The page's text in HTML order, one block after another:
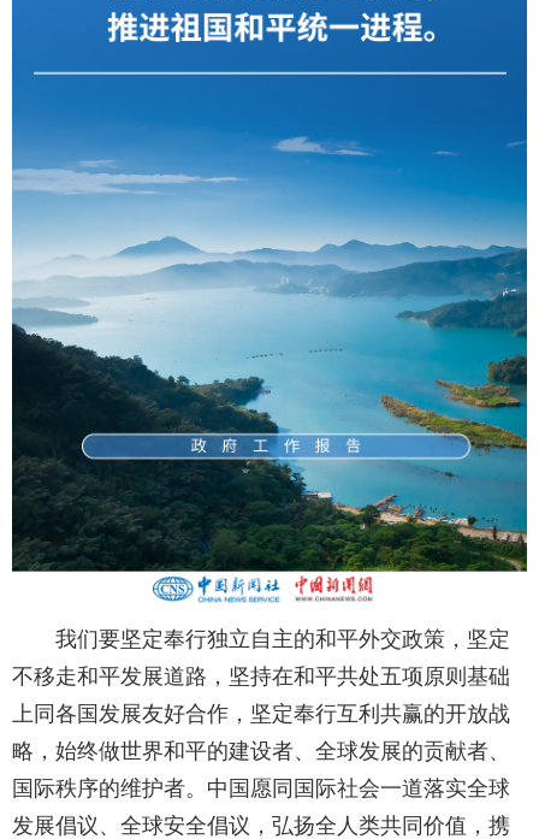
我们要坚定奉行独立自主的和平外交政策，坚定
不移走和平发展道路，坚持在和平共处五项原则基础
上同各国发展友好合作，坚定奉行互利共赢的开放战
略，始终做世界和平的建设者、全球发展的贡献者、
国际秩序的维护者。中国愿同国际社会一道落实全球
发展倡议、全球安全倡议，弘扬全人类共同价值，携